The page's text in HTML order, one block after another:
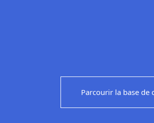
Parcourir la base de